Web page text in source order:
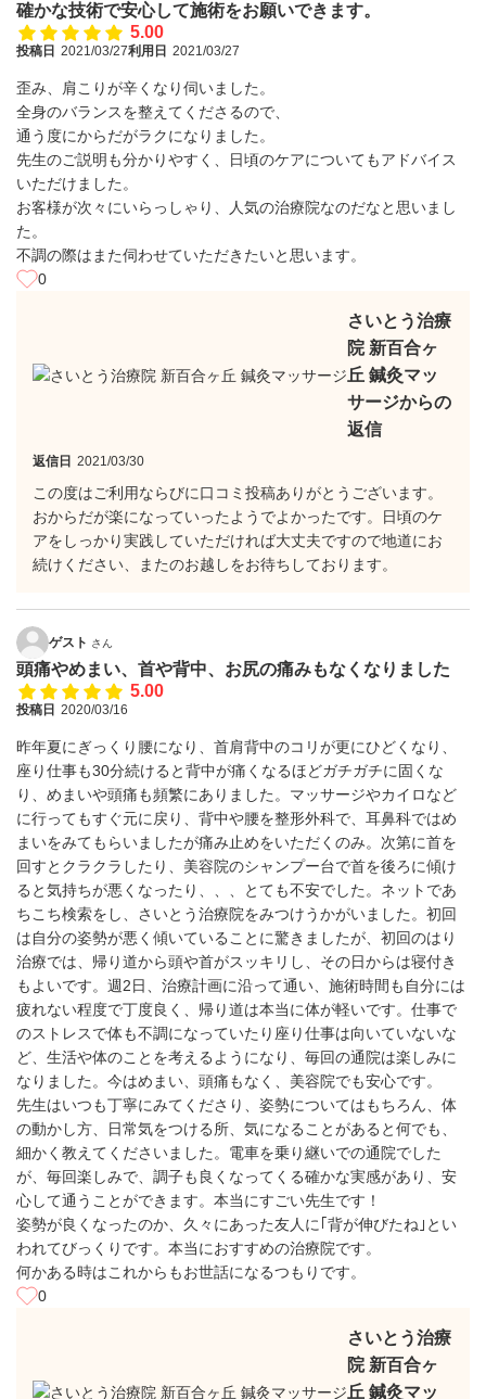
確かな技術で安心して施術をお願いできます。
5.00
投稿日 2021/03/27利用日 2021/03/27
歪み、肩こりが辛くなり伺いました。
全身のバランスを整えてくださるので、
通う度にからだがラクになりました。
先生のご説明も分かりやすく、日頃のケアについてもアドバイス
いただけました。
お客様が次々にいらっしゃり、人気の治療院なのだなと思いまし
た。
不調の際はまた伺わせていただきたいと思います。
0
さいとう治療
院 新百合ヶ
丘 鍼灸マッ
サージからの
返信
返信日 2021/03/30
この度はご利用ならびに口コミ投稿ありがとうございます。
おからだが楽になっていったようでよかったです。日頃のケ
アをしっかり実践していただければ大丈夫ですので地道にお
続けください、またのお越しをお待ちしております。
ゲスト さん
頭痛やめまい、首や背中、お尻の痛みもなくなりました
5.00
投稿日 2020/03/16
昨年夏にぎっくり腰になり、首肩背中のコリが更にひどくなり、
座り仕事も30分続けると背中が痛くなるほどガチガチに固くな
り、めまいや頭痛も頻繁にありました。マッサージやカイロなど
に行ってもすぐ元に戻り、背中や腰を整形外科で、耳鼻科ではめ
まいをみてもらいましたが痛み止めをいただくのみ。次第に首を
回すとクラクラしたり、美容院のシャンプー台で首を後ろに傾け
ると気持ちが悪くなったり、、、とても不安でした。ネットであ
ちこち検索をし、さいとう治療院をみつけうかがいました。初回
は自分の姿勢が悪く傾いていることに驚きましたが、初回のはり
治療では、帰り道から頭や首がスッキリし、その日からは寝付き
もよいです。週2日、治療計画に沿って通い、施術時間も自分には
疲れない程度で丁度良く、帰り道は本当に体が軽いです。仕事で
のストレスで体も不調になっていたり座り仕事は向いていないな
ど、生活や体のことを考えるようになり、毎回の通院は楽しみに
なりました。今はめまい、頭痛もなく、美容院でも安心です。
先生はいつも丁寧にみてくださり、姿勢についてはもちろん、体
の動かし方、日常気をつける所、気になることがあると何でも、
細かく教えてくださいました。電車を乗り継いでの通院でした
が、毎回楽しみで、調子も良くなってくる確かな実感があり、安
心して通うことができます。本当にすごい先生です！
姿勢が良くなったのか、久々にあった友人に｢背が伸びたね｣とい
われてびっくりです。本当におすすめの治療院です。
何かある時はこれからもお世話になるつもりです。
0
さいとう治療
院 新百合ヶ
丘 鍼灸マッ